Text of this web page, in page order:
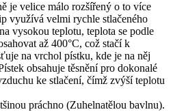
je velice málo rozšířený o to více
využívá velmi rychle stlačeného
vysokou teplotu, teplota se podle
až 400°C, což stačí k
na vrchol pístku, kde je na něj
obsahuje těsnění pro dokonalé
ke stlačení, čímž zvýší teplotu
práchno (Zuhelnatělou bavlnu).